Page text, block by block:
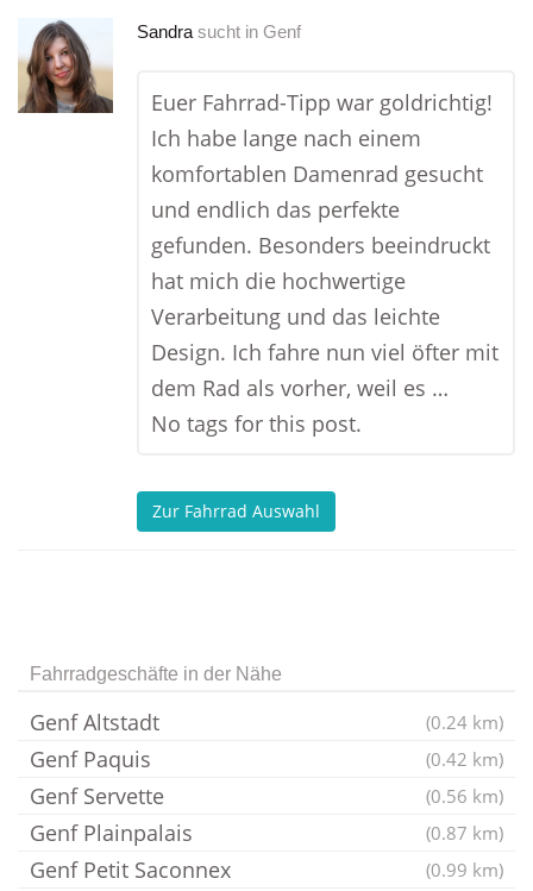
Sandra sucht in Genf
Euer Fahrrad-Tipp war goldrichtig!
Ich habe lange nach einem
komfortablen Damenrad gesucht
und endlich das perfekte
gefunden. Besonders beeindruckt
hat mich die hochwertige
Verarbeitung und das leichte
Design. Ich fahre nun viel öfter mit
dem Rad als vorher, weil es …
No tags for this post.
Zur Fahrrad Auswahl
Fahrradgeschäfte in der Nähe
Genf Altstadt (0.24 km)
Genf Paquis (0.42 km)
Genf Servette (0.56 km)
Genf Plainpalais (0.87 km)
Genf Petit Saconnex (0.99 km)